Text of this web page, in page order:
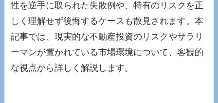
性を逆手に取られた失敗例や、特有のリスクを正
しく理解せず後悔するケースも散見されます。本
記事では、現実的な不動産投資のリスクやサラリ
ーマンが置かれている市場環境について、客観的
な視点から詳しく解説します。